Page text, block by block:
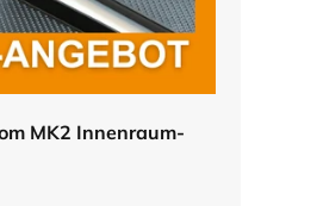
MK2 Innenraum-